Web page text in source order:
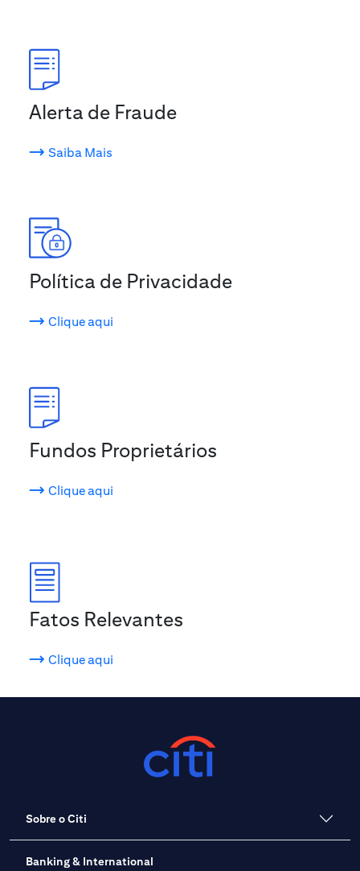
Alerta de Fraude
Saiba Mais
Política de Privacidade
Clique aqui
Fundos Proprietários
Clique aqui
Fatos Relevantes
Clique aqui
Sobre o Citi
Banking & International